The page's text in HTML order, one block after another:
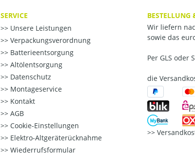
SERVICE
Unsere Leistungen
Verpackungsverordnung
Batterieentsorgung
Altölentsorgung
Datenschutz
Montageservice
Kontakt
AGB
Cookie-Einstellungen
Elektro-Altgeräterücknahme
Wiederrufsformular
BESTELLUNG
Wir liefern
sowie das
Per GLS oder
die